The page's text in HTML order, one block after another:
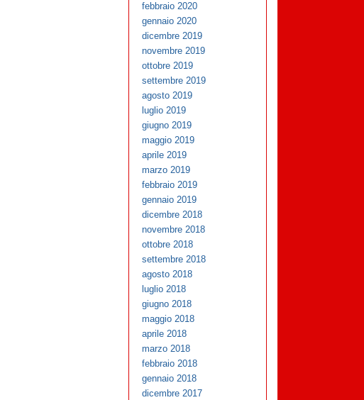
febbraio 2020
gennaio 2020
dicembre 2019
novembre 2019
ottobre 2019
settembre 2019
agosto 2019
luglio 2019
giugno 2019
maggio 2019
aprile 2019
marzo 2019
febbraio 2019
gennaio 2019
dicembre 2018
novembre 2018
ottobre 2018
settembre 2018
agosto 2018
luglio 2018
giugno 2018
maggio 2018
aprile 2018
marzo 2018
febbraio 2018
gennaio 2018
dicembre 2017